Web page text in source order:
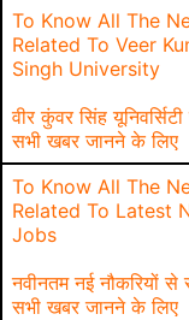
To Know All The
Related To Veer
Singh University
वीर कुंवर सिंह
सभी खबर जानने के लिए
To Know All The
Related To Latest
Jobs
नवीनतम नई नौकरियों से
सभी खबर जानने के लिए